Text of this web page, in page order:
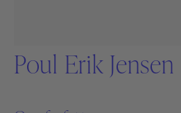
Poul Erik Jensen